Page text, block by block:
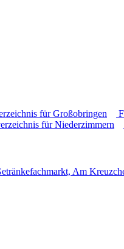
für Großobringen
für Niederzimmern
Am